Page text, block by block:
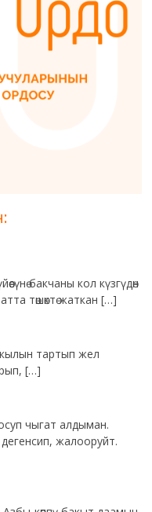
бакчаны кол күзгүдөн
төшөктө жаткан […]
тартып жел
[…]
чыгат алдыман.
жалооруйт.